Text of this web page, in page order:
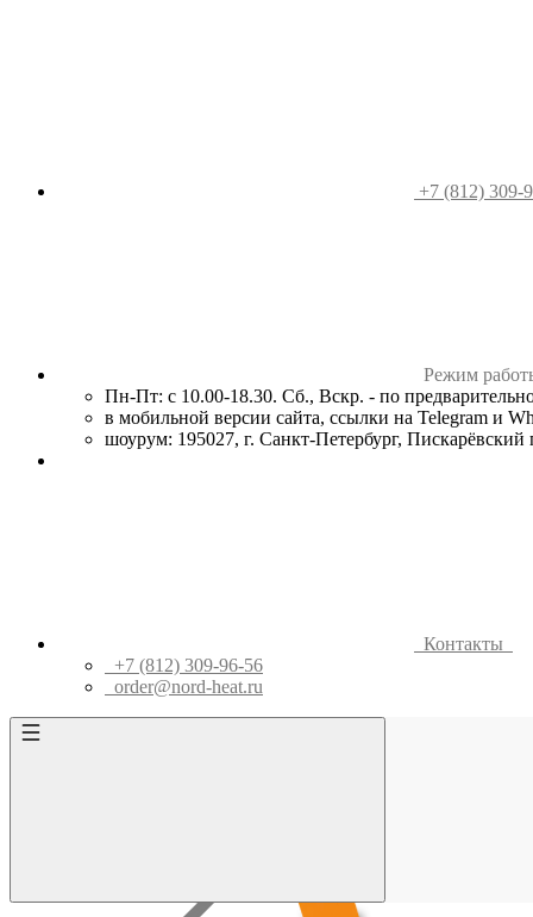
+7 (812) 309-
Режим
Пн-Пт: с 10.00-18.30. Сб., Вскр. - по
в мобильной версии сайта, ссылки на Telegram и
шоурум: 195027, г. Санкт-Петербург, Пискарёвский
Контакты
+7 (812) 309-96-56
order@nord-heat.ru